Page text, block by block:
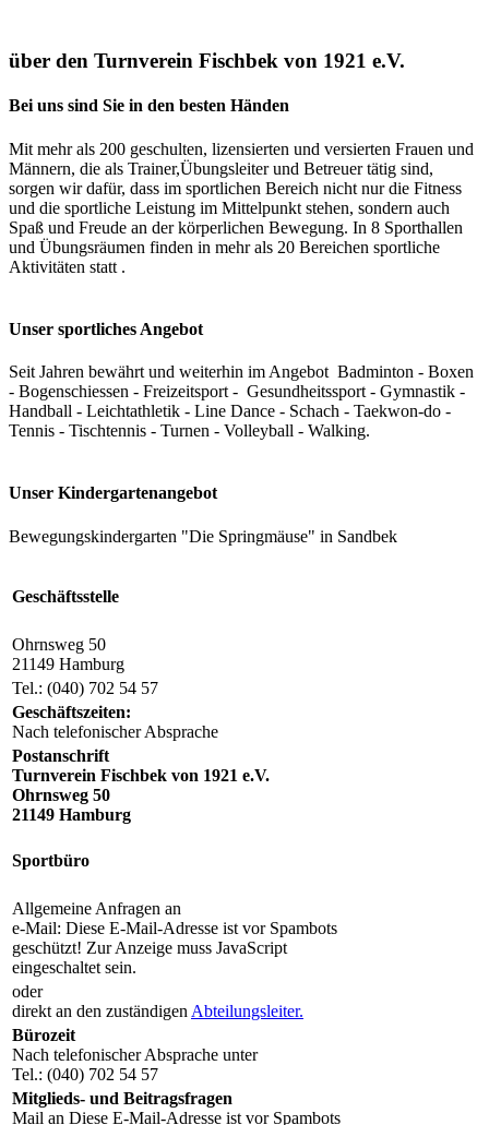
über den Turnverein Fischbek von 1921 e.V.
Bei uns sind Sie in den besten Händen
Mit mehr als 200 geschulten, lizensierten und versierten Frauen und
Männern, die als Trainer,Übungsleiter und Betreuer tätig sind,
sorgen wir dafür, dass im sportlichen Bereich nicht nur die Fitness
und die sportliche Leistung im Mittelpunkt stehen, sondern auch
Spaß und Freude an der körperlichen Bewegung. In 8 Sporthallen
und Übungsräumen finden in mehr als 20 Bereichen sportliche
Aktivitäten statt .
Unser sportliches Angebot
Seit Jahren bewährt und weiterhin im Angebot Badminton - Boxen
- Bogenschiessen - Freizeitsport - Gesundheitssport - Gymnastik -
Handball - Leichtathletik - Line Dance - Schach - Taekwon-do -
Tennis - Tischtennis - Turnen - Volleyball - Walking.
Unser Kindergartenangebot
Bewegungskindergarten "Die Springmäuse" in Sandbek
Geschäftsstelle
Ohrnsweg 50
21149 Hamburg
Tel.: (040) 702 54 57
Geschäftszeiten:
Nach telefonischer Absprache
Postanschrift
Turnverein Fischbek von 1921 e.V.
Ohrnsweg 50
21149 Hamburg
Sportbüro
Allgemeine Anfragen an
e-Mail: Diese E-Mail-Adresse ist vor Spambots
geschützt! Zur Anzeige muss JavaScript
eingeschaltet sein.
oder
direkt an den zuständigen Abteilungsleiter.
Bürozeit
Nach telefonischer Absprache unter
Tel.: (040) 702 54 57
Mitglieds- und Beitragsfragen
Mail an Diese E-Mail-Adresse ist vor Spambots